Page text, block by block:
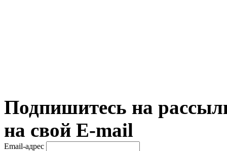
Подпишитесь на
на свой E-mail
Email-адрес